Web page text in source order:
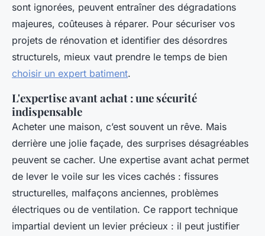
sont ignorées, peuvent entraîner des dégradations
majeures, coûteuses à réparer. Pour sécuriser vos
projets de rénovation et identifier des désordres
structurels, mieux vaut prendre le temps de bien
choisir un expert batiment.
L'expertise avant achat : une sécurité
indispensable
Acheter une maison, c’est souvent un rêve. Mais
derrière une jolie façade, des surprises désagréables
peuvent se cacher. Une expertise avant achat permet
de lever le voile sur les vices cachés : fissures
structurelles, malfaçons anciennes, problèmes
électriques ou de ventilation. Ce rapport technique
impartial devient un levier précieux : il peut justifier